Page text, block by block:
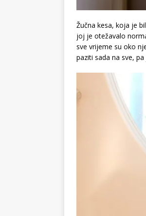
Žučna kesa, koja je
joj je otežavalo
sve vrijeme su oko
paziti sada na sve,